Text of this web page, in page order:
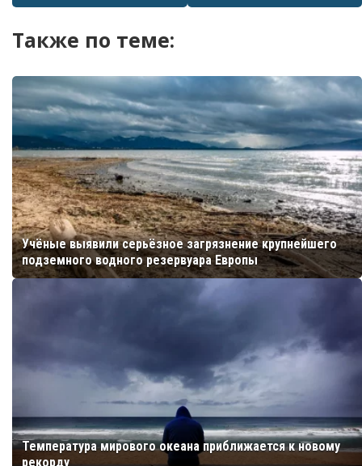
Также по теме:
Учёные выявили серьёзное загрязнение крупнейшего
подземного водного резервуара Европы
Температура мирового океана приближается к новому
рекорду